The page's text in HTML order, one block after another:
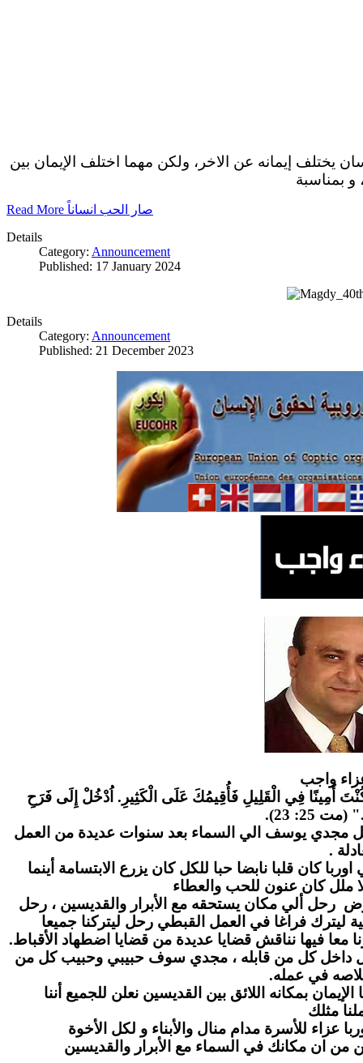
يختلف إيمانه عن الاخر، ولكن مهما اختلف الإيمان بين
و بمناسبة
Read More صار الحب انساناً
Details
Category: Announcement
Published: 17 January 2024
Details
Category: Announcement
Published: 21 December 2023
واجب
أَمِينًا فِي الْقَلِيلِ فَأُقِيمُكَ عَلَى الْكَثِيرِ. اُدْخُلْ إِلَى فَرَحِ
25: 23).
مجدي يوسف الي السماء بعد سنوات عديدة من العمل
.
كان قلبا نابضا حبا للكل كان يزرع الابتسامة أينما
ملل كان عنون للحب والعطاء
رحل ألي مكان يستحقه مع الأبرار والقديسين ، رحل
ليترك فراغا في العمل القبطي رحل ليتركنا جميعا
فيها نناقش قضايا عديدة من قضايا اضطهاد الأقباط.
داخل كل من قابله ، مجدي سوف حبيبي وحبيب كل من
في عمله.
بمكانه اللائق بين القديسين نعلن للجميع أننا
مثلك
عزاء للأسرة مدام منال والأبناء و لكل الأخوة
من ان مكانك في السماء مع الأبرار والقديسين